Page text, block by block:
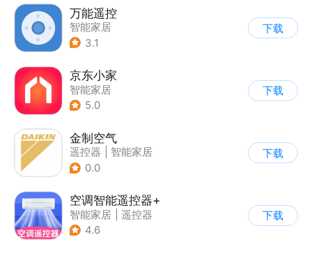
万能遥控
智能家居
3.1
下载
京东小家
智能家居
5.0
下载
金制空气
遥控器
智能家居
| 家居装修
0.0
下载
空调智能遥控器+
智能家居
遥控器
4.6
下载